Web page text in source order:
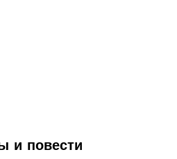
и повести